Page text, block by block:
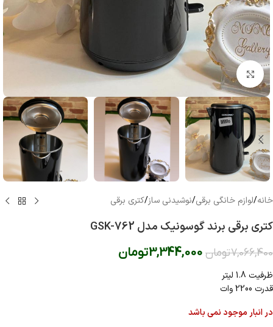
بزرگنمایی تصویر
خانه/لوازم خانگی برقی/نوشیدنی ساز/کتری برقی
کتری برقی برند گوسونیک مدل GSK-762
7,066,400تومان 3,344,000تومان
ظرفیت 1.8 لیتر
قدرت 2200 وات
در انبار موجود نمی باشد